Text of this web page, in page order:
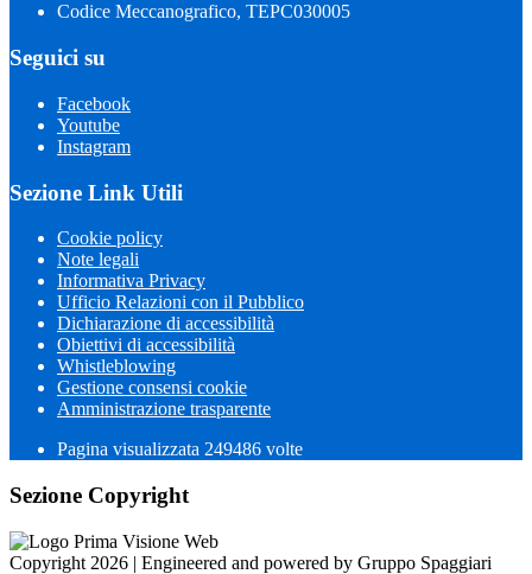
Codice Meccanografico, TEPC030005
Seguici su
Facebook
Youtube
Instagram
Sezione Link Utili
Cookie policy
Note legali
Informativa Privacy
Ufficio Relazioni con il Pubblico
Dichiarazione di accessibilità
Obiettivi di accessibilità
Whistleblowing
Gestione consensi cookie
Amministrazione trasparente
Pagina visualizzata 249486 volte
Sezione Copyright
Copyright 2026 | Engineered and powered by Gruppo Spaggiari